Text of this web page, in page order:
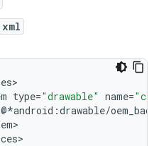
>
type="drawable" name=
@*android :drawable/
>
>